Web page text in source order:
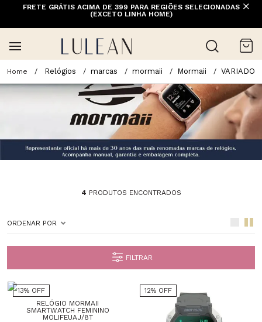
FRETE GRÁTIS ACIMA DE 399 PARA REGIÕES SELECIONADAS
(EXCETO LINHA HOME)
Relógios marcas mormaii Mormaii VARIADO
4 PRODUTOS ENCONTRADOS
ORDENAR POR
FILTRAR
13% OFF
RELÓGIO MORMAII
SMARTWATCH FEMININO
MOLIFEUAJ/8T
12% OFF